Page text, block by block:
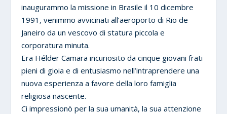
inaugurammo la missione in Brasile il 10 dicembre
1991, venimmo avvicinati all’aeroporto di Rio de
Janeiro da un vescovo di statura piccola e
corporatura minuta.
Era Hélder Camara incuriosito da cinque giovani frati
pieni di gioia e di entusiasmo nell’intraprendere una
nuova esperienza a favore della loro famiglia
religiosa nascente.
Ci impressionò per la sua umanità, la sua attenzione